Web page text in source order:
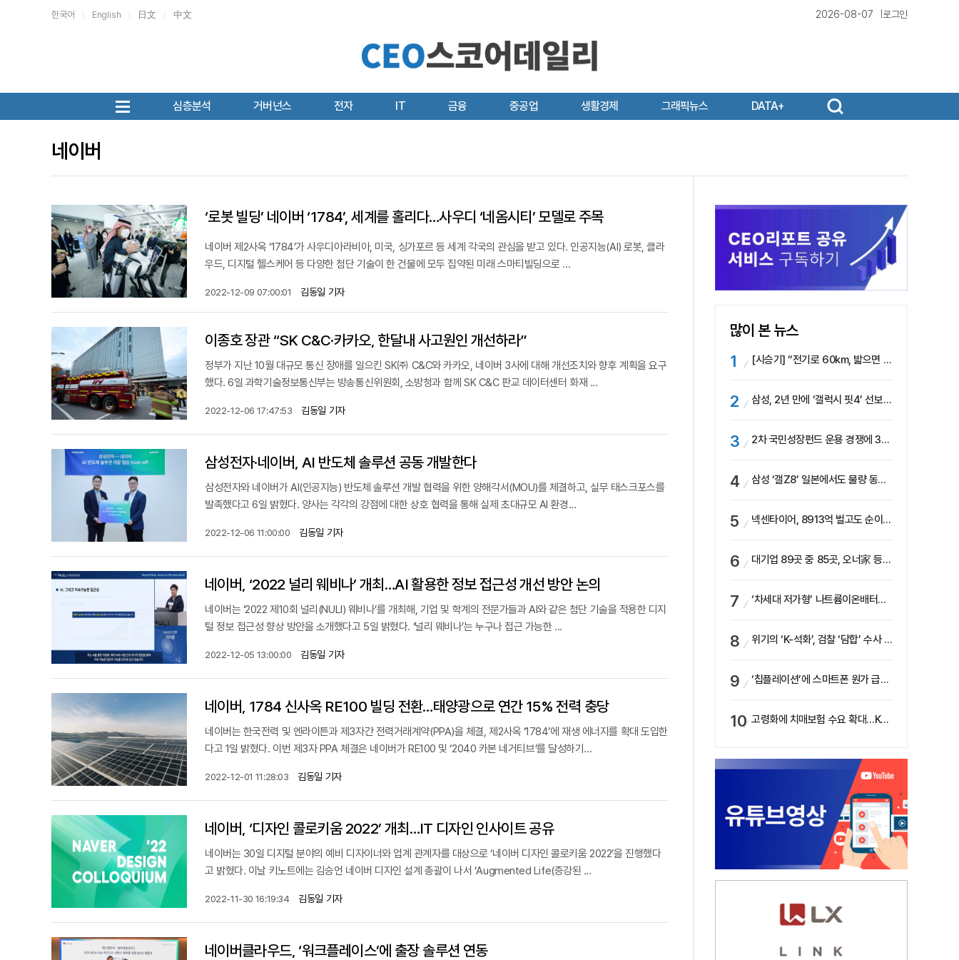
한국어 English 日文 中文 2026-08-07 로그인
심층분석 거버넌스 전자 IT 금융 중공업 생활경제 그래픽뉴스 DATA+
네이버
‘로봇 빌딩’ 네이버 ‘1784’, 세계를 홀리다…사우디 ‘네옴시티’ 모델로 주목
네이버 제2사옥 ‘1784’가 사우디아라비아, 미국, 싱가포르 등 세계 각국의 관심을 받고 있다. 인공지능(AI) 로봇, 클라
우드, 디지털 헬스케어 등 다양한 첨단 기술이 한 건물에 모두 집약된 미래 스마티빌딩으로 ...
2022-12-09 07:00:01 김동일 기자
이종호 장관 “SK C&C·카카오, 한달내 사고원인 개선하라”
정부가 지난 10월 대규모 통신 장애를 일으킨 SK㈜ C&C와 카카오, 네이버 3사에 대해 개선조치와 향후 계획을 요구
했다. 6일 과학기술정보통신부는 방송통신위원회, 소방청과 함께 SK C&C 판교 데이터센터 화재 ...
2022-12-06 17:47:53 김동일 기자
삼성전자·네이버, AI 반도체 솔루션 공동 개발한다
삼성전자와 네이버가 AI(인공지능) 반도체 솔루션 개발 협력을 위한 양해각서(MOU)를 체결하고, 실무 태스크포스를
발족했다고 6일 밝혔다. 양사는 각각의 강점에 대한 상호 협력을 통해 실제 초대규모 AI 환경...
2022-12-06 11:00:00 김동일 기자
네이버, ‘2022 널리 웨비나’ 개최…AI 활용한 정보 접근성 개선 방안 논의
네이버는 ‘2022 제10회 널리(NULI) 웨비나’를 개최해, 기업 및 학계의 전문가들과 AI와 같은 첨단 기술을 적용한 디지
털 정보 접근성 향상 방안을 소개했다고 5일 밝혔다. ‘널리 웨비나’는 누구나 접근 가능한 ...
2022-12-05 13:00:00 김동일 기자
네이버, 1784 신사옥 RE100 빌딩 전환…태양광으로 연간 15% 전력 충당
네이버는 한국전력 및 엔라이튼과 제3자간 전력거래계약(PPA)을 체결, 제2사옥 ‘1784’에 재생 에너지를 확대 도입한
다고 1일 밝혔다. 이번 제3자 PPA 체결은 네이버가 RE100 및 ‘2040 카본 네거티브’를 달성하기...
2022-12-01 11:28:03 김동일 기자
네이버, ‘디자인 콜로키움 2022’ 개최…IT 디자인 인사이트 공유
네이버는 30일 디지털 분야의 예비 디자이너와 업계 관계자를 대상으로 ‘네이버 디자인 콜로키움 2022’을 진행했다
고 밝혔다. 이날 키노트에는 김승언 네이버 디자인 설계 총괄이 나서 ‘Augmented Life(증강된 ...
2022-11-30 16:19:34 김동일 기자
네이버클라우드, ‘워크플레이스’에 출장 솔루션 연동
많이 본 뉴스
[시승기] “전기로 60km, 밟으면 462마력”…볼보 XC60 T8의 두 얼굴
삼성, 2년 만에 ‘갤럭시 핏4’ 선보이나…웨어러블 생태계 확장 ‘시동’
2차 국민성장펀드 운용 경쟁에 33개사 몰렸다…신한·하나 등 새 얼굴 대거 합류
삼성 ‘갤Z8’ 일본에서도 물량 동났다…애플 참전 앞두고 선두 수성 ‘시험대’
넥센타이어, 8913억 벌고도 순이익 2억…유럽 세부담에 이익 증발
대기업 89곳 중 85곳, 오너家 등기임원 겸직…BS 46곳·SM 45곳 ‘족벌경영’ 고착화
‘차세대 저가형’ 나트륨이온배터리 시대 오나…LG화학·에코프로, 상용화 속도낸다
위기의 ‘K-석화’, 검찰 ‘담합’ 수사 착수…“LG·한화·롯데 등 7개 업체, 8개 제품 가격 담합”
‘칩플레이션’에 스마트폰 원가 급등…삼성전자, ‘엑시노스’ 채택 확대하나
고령화에 치매보험 수요 확대…KB손보·삼성화재가 ‘시장 주도’